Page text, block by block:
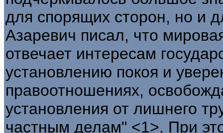
для спорящих сторон, но и
Азаревич писал, что
отвечает интересам
установлению покоя и
правоотношениях,
установления от лишнего
частным делам" <1>. При